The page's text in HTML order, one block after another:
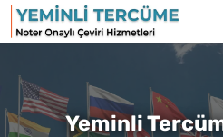
Yeminli